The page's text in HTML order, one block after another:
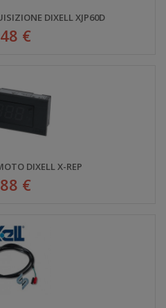
DIXELL XJP60D
€
DIXELL X-REP
€